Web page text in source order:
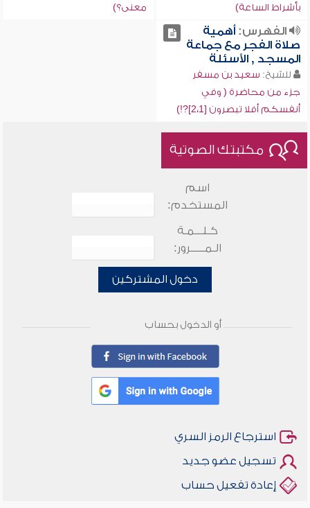
بأشراط الساعة) معنى؟)
الفهرس:أهمية
صلاة الفجر مع جماعة
المسجد , الأسئلة
للشيخ: سعيد بن مسفر
جزء من محاضرة ( وفي
أنفسكم أفلا تبصرون [2،1]?!)
مكتبتك الصوتية
اسم
المستخدم:
كـلـــمـة
الـمـــــرور:
دخول المشتركين
أو الدخول بحساب
استرجاع الرمز السري
تسجيل عضو جديد
إعادة تفعيل حساب